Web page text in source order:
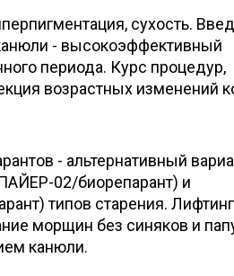
сухость.
- высокоэффективный
периода. Курс процедур,
возрастных изменений
- альтернативный
02/биорепарант) и
типов старения.
морщин без синяков и
канюли.